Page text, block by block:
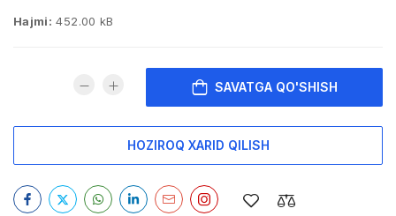
Hajmi: 452.00 kB
SAVATGA QO'SHISH
HOZIROQ XARID QILISH